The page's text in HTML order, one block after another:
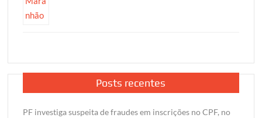
Posts recentes
PF investiga suspeita de fraudes em inscrições no CPF, no